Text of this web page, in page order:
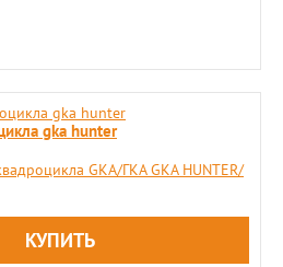
gka hunter
GKA/ГКА GKA HUNTER/